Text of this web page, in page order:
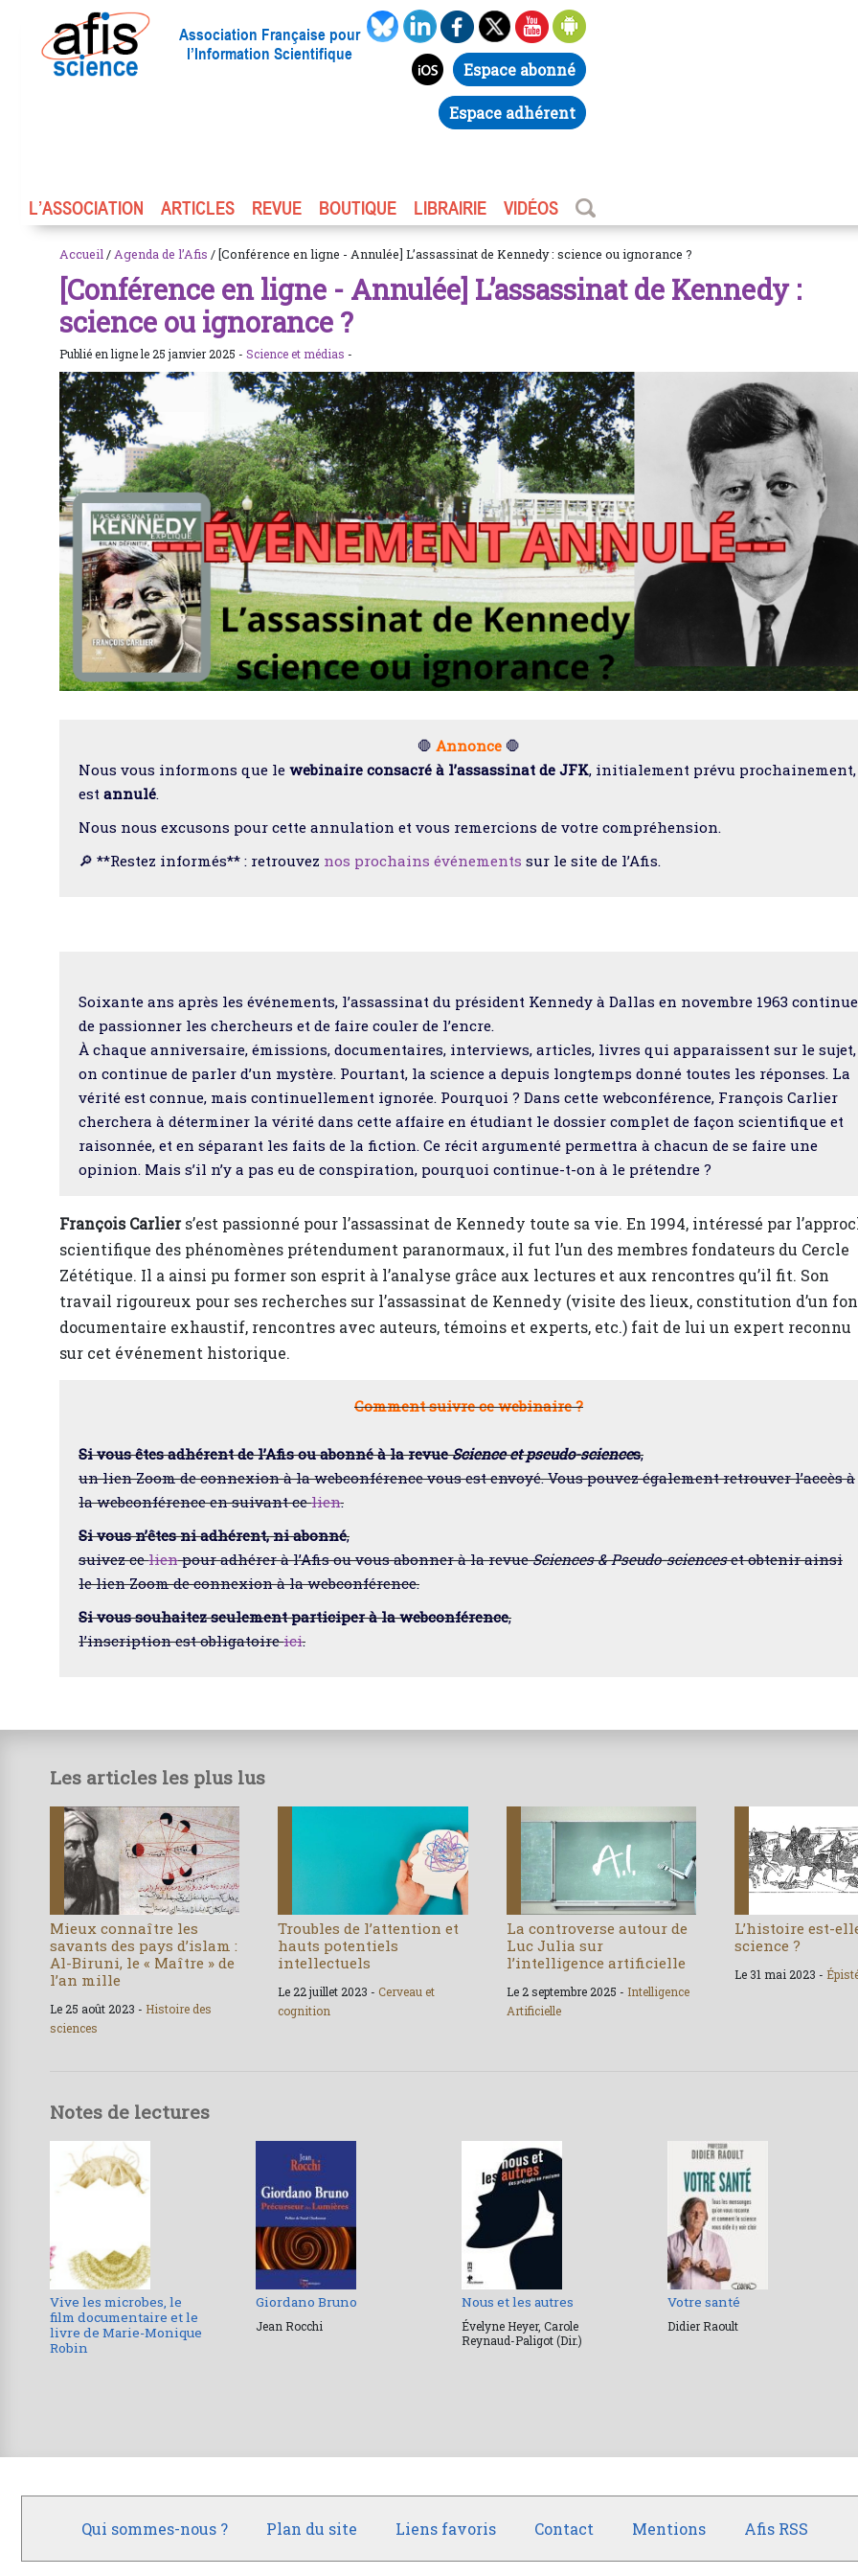
Association Française pour
l’Information Scientifique
Espace abonné
Espace adhérent
L’ASSOCIATION ARTICLES REVUE BOUTIQUE LIBRAIRIE VIDÉOS
Accueil / Agenda de l’Afis / [Conférence en ligne - Annulée] L’assassinat de Kennedy : science ou ignorance ?
[Conférence en ligne - Annulée] L’assassinat de Kennedy :
science ou ignorance ?
Publié en ligne le 25 janvier 2025 - Science et médias -
🛑 Annonce 🛑
Nous vous informons que le webinaire consacré à l’assassinat de JFK, initialement prévu prochainement,
est annulé.
Nous nous excusons pour cette annulation et vous remercions de votre compréhension.
🔎 **Restez informés** : retrouvez nos prochains événements sur le site de l’Afis.
Soixante ans après les événements, l’assassinat du président Kennedy à Dallas en novembre 1963 continue
de passionner les chercheurs et de faire couler de l’encre.
À chaque anniversaire, émissions, documentaires, interviews, articles, livres qui apparaissent sur le sujet,
on continue de parler d’un mystère. Pourtant, la science a depuis longtemps donné toutes les réponses. La
vérité est connue, mais continuellement ignorée. Pourquoi ? Dans cette webconférence, François Carlier
cherchera à déterminer la vérité dans cette affaire en étudiant le dossier complet de façon scientifique et
raisonnée, et en séparant les faits de la fiction. Ce récit argumenté permettra à chacun de se faire une
opinion. Mais s’il n’y a pas eu de conspiration, pourquoi continue-t-on à le prétendre ?
François Carliers’est passionné pour l’assassinat de Kennedy toute sa vie. En 1994, intéressé par
scientifique des phénomènes prétendument paranormaux, il fut l’un des membres fondateurs du Cercle
Zététique. Il a ainsi pu former son esprit à l’analyse grâce aux lectures et aux rencontres qu’il fit. Son
travail rigoureux pour ses recherches sur l’assassinat de Kennedy (visite des lieux, constitution d’un
documentaire exhaustif, rencontres avec auteurs, témoins et experts, etc.) fait de lui un expert reconnu
sur cet événement historique.
Comment suivre ce webinaire ?
Si vous êtes adhérent de l’Afis ou abonné à la revueScience et pseudo-sciences,
un lien Zoom de connexion à la webconférence vous est envoyé. Vous pouvez également retrouver l’accès à
la webconférence en suivant celien.
Si vous n’êtes ni adhérent, ni abonné,
suivez celienpour adhérer à l’Afis ou vous abonner à la revueSciences & Pseudo-scienceset obtenir ainsi
le lien Zoom de connexion à la webconférence.
Si vous souhaitez seulement participer à la webconférence,
l’inscription est obligatoireici.
Les articles les plus lus
Mieux connaître les
savants des pays d’islam :
Al-Biruni, le « Maître » de
l’an mille
Le 25 août 2023 - Histoire des
sciences
Troubles de l’attention et
hauts potentiels
intellectuels
Le 22 juillet 2023 -Cerveau et
cognition
La controverse autour de
Luc Julia sur
l’intelligence artificielle
Le 2 septembre 2025 - Intelligence
Artificielle
L’histoire est-
science ?
Le 31 mai 2023 -
Notes de lectures
Vive les microbes, le
film documentaire et le
livre de Marie-Monique
Robin
Giordano Bruno
Jean Rocchi
Nous et les autres
Évelyne Heyer, Carole
Reynaud-Paligot (Dir.)
Votre santé
Didier Raoult
Qui sommes-nous ? Plan du site Liens favoris Contact Mentions Afis RSS